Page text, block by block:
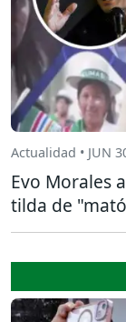
Actualidad • JUN
Evo Morales
tilda de